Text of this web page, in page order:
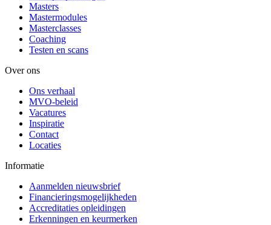
Masters
Mastermodules
Masterclasses
Coaching
Testen en scans
Over ons
Ons verhaal
MVO-beleid
Vacatures
Inspiratie
Contact
Locaties
Informatie
Aanmelden nieuwsbrief
Financieringsmogelijkheden
Accreditaties opleidingen
Erkenningen en keurmerken